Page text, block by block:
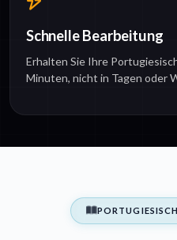
Schnelle Bearbeitung
Erhalten Sie Ihre
Minuten, nicht in Tagen oder